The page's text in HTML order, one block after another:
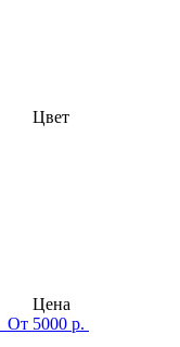
Цвет
Цена
От 5000 р.